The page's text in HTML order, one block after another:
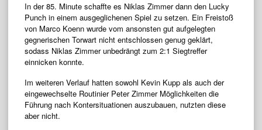
In der 85. Minute schaffte es Niklas Zimmer dann den Lucky
Punch in einem ausgeglichenen Spiel zu setzen. Ein Freistoß
von Marco Koenn wurde vom ansonsten gut aufgelegten
gegnerischen Torwart nicht entschlossen genug geklärt,
sodass Niklas Zimmer unbedrängt zum 2:1 Siegtreffer
einnicken konnte.
Im weiteren Verlauf hatten sowohl Kevin Kupp als auch der
eingewechselte Routinier Peter Zimmer Möglichkeiten die
Führung nach Kontersituationen auszubauen, nutzten diese
aber nicht.